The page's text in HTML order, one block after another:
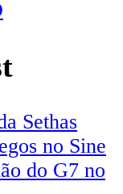
Sethas
no Sine
do G7 no